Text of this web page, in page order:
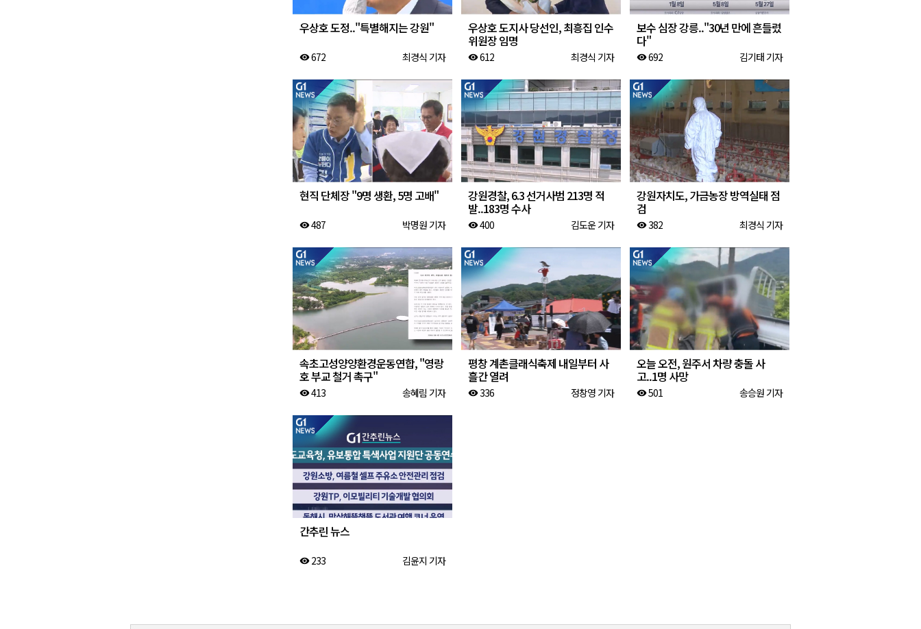
우상호 도정.."특별해지는 강원"
visibility672 최경식 기자
우상호 도지사 당선인, 최흥집 인수
위원장 임명
visibility612 최경식 기자
보수 심장 강릉.."30년 만에 흔들렸
다"
visibility692 김기태 기자
현직 단체장 "9명 생환, 5명 고배"
visibility487 박명원 기자
강원경찰, 6.3 선거사범 213명 적
발..183명 수사
visibility400 김도운 기자
강원자치도, 가금농장 방역실태 점
검
visibility382 최경식 기자
속초고성양양환경운동연합, "영랑
호 부교 철거 촉구"
visibility413 송혜림 기자
평창 계촌클래식축제 내일부터 사
흘간 열려
visibility336 정창영 기자
오늘 오전, 원주서 차량 충돌 사
고..1명 사망
visibility501 송승원 기자
간추린 뉴스
visibility 233 김윤지 기자